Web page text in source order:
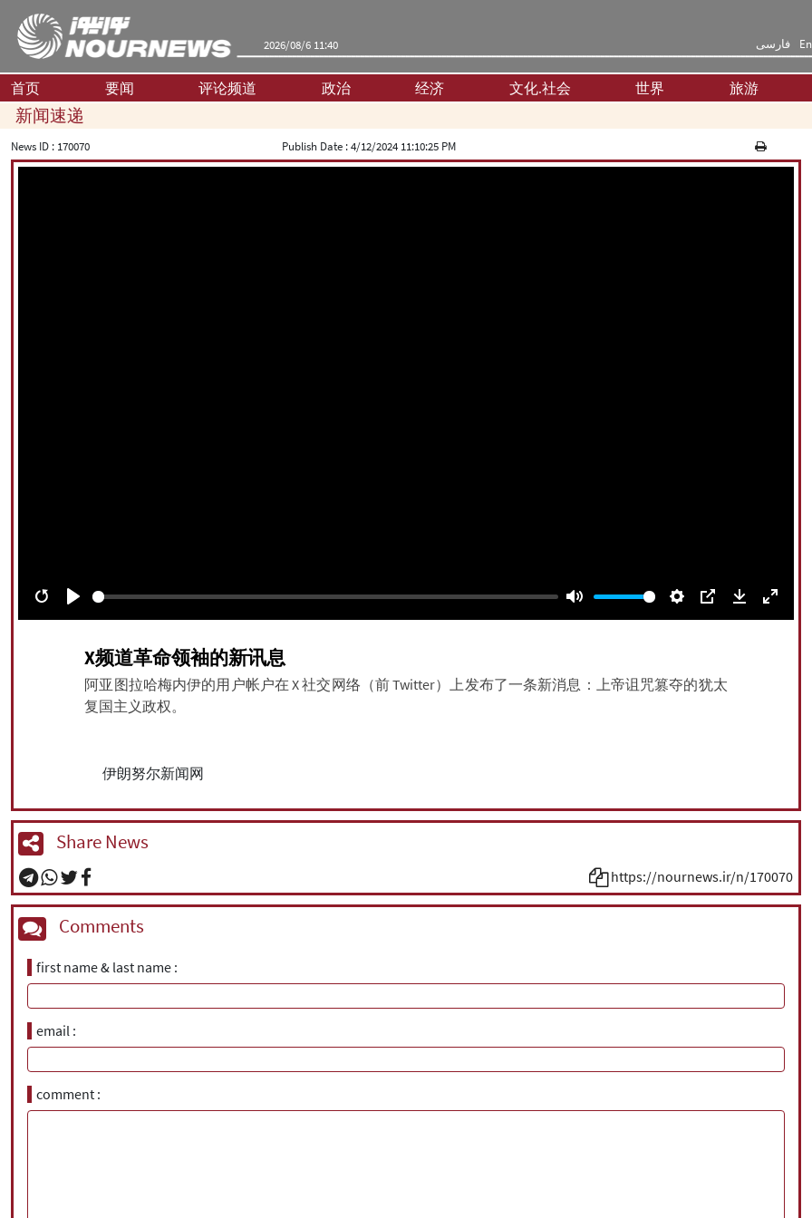
2026/08/6 11:40 فارسی
首页 要闻 评论频道 政治 经济 文化.社会 世界 旅游
新闻速递
News ID : 170070 Publish Date :4/12/2024 11:10:25 PM
RestartPlay Mute Settings
PIP Download
Enter
X频道革命领袖的新讯息
阿亚图拉哈梅内伊的用户帐户在 X 社交网络（前 Twitter）上发布了一条新消息：上帝诅咒篡夺的犹太
复国主义政权。
伊朗努尔新闻网
Share News
https://nournews.ir/n/170070
Comments
first name & last name
email
comment